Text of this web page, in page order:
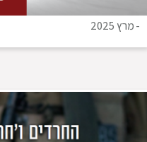
-מרץ 2025